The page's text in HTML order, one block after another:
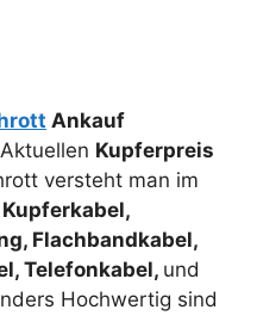
Ankauf
Kupferpreis
versteht man im
Flachbandkabel,
Telefonkabel, und
Hochwertig sind